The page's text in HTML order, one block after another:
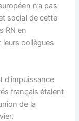
n’a pas
social de cette
RN en
collègues
d’impuissance
français étaient
de la